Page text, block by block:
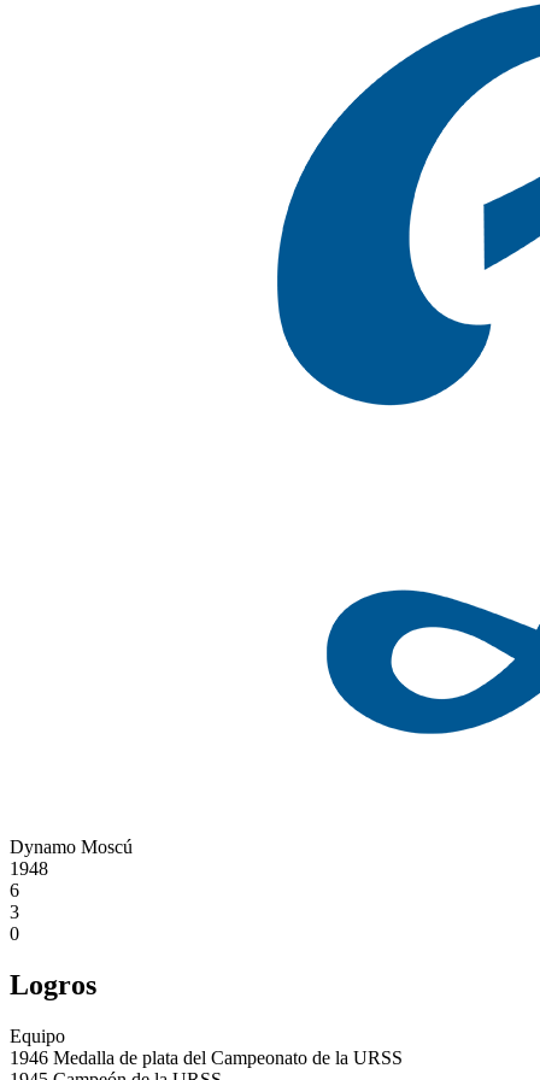
Dynamo Moscú
1948
6
3
0
Logros
Equipo
1946 Medalla de plata del Campeonato de la URSS